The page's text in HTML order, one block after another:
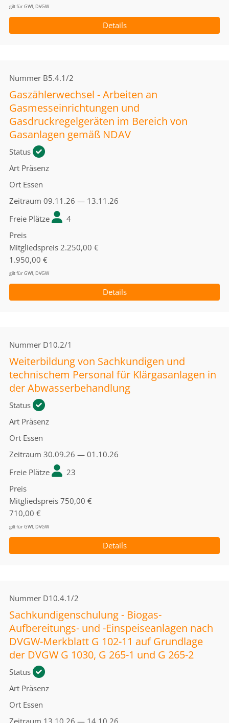
gilt für GWI, DVGW
Details
Nummer B5.4.1/2
Gaszählerwechsel - Arbeiten an
Gasmesseinrichtungen und
Gasdruckregelgeräten im Bereich von
Gasanlagen gemäß NDAV
Status
Art Präsenz
Ort Essen
Zeitraum 09.11.26 — 13.11.26
Freie Plätze
4
Preis
Mitgliedspreis 2.250,00 €
1.950,00 €
gilt für GWI, DVGW
Details
Nummer D10.2/1
Weiterbildung von Sachkundigen und
technischem Personal für Klärgasanlagen in
der Abwasserbehandlung
Status
Art Präsenz
Ort Essen
Zeitraum 30.09.26 — 01.10.26
Freie Plätze
23
Preis
Mitgliedspreis 750,00 €
710,00 €
gilt für GWI, DVGW
Details
Nummer D10.4.1/2
Sachkundigenschulung - Biogas-
Aufbereitungs- und -Einspeiseanlagen nach
DVGW-Merkblatt G 102-11 auf Grundlage
der DVGW G 1030, G 265-1 und G 265-2
Status
Art Präsenz
Ort Essen
Zeitraum 13.10.26 — 14.10.26